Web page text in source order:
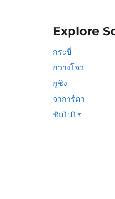
Explore
กระบี่
กวางโจว
กูชิง
จาการ์ตา
ซับโปโร